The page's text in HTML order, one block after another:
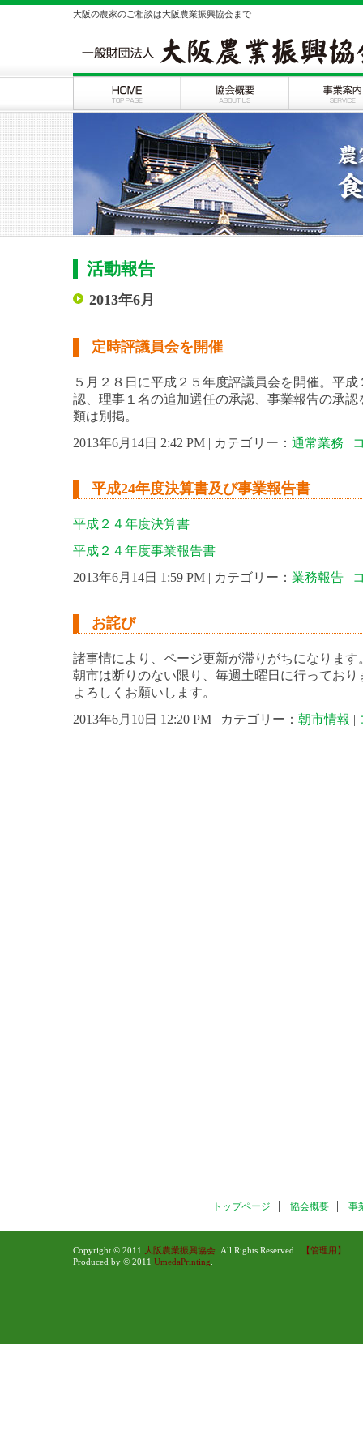
大阪の農家のご相談は大阪農業振興協会まで
活動報告
2013年6月
定時評議員会を開催
５月２８日に平成２５年度評議員会を開催。平
認、理事１名の追加選任の承認、事業報告の承
類は別掲。
2013年6月14日 2:42 PM | カテゴリー： 通常業務 |
平成24年度決算書及び事業報告書
平成２４年度決算書
平成２４年度事業報告書
2013年6月14日 1:59 PM | カテゴリー： 業務報告 |
お詫び
諸事情により、ページ更新が滞りがちになります
朝市は断りのない限り、毎週土曜日に行っており
よろしくお願いします。
2013年6月10日 12:20 PM | カテゴリー： 朝市情報 |
トップページ 協会概要 事
Copyright © 2011 大阪農業振興協会 . All Rights Reserved.
【管理用】
Produced by © 2011 UmedaPrinting